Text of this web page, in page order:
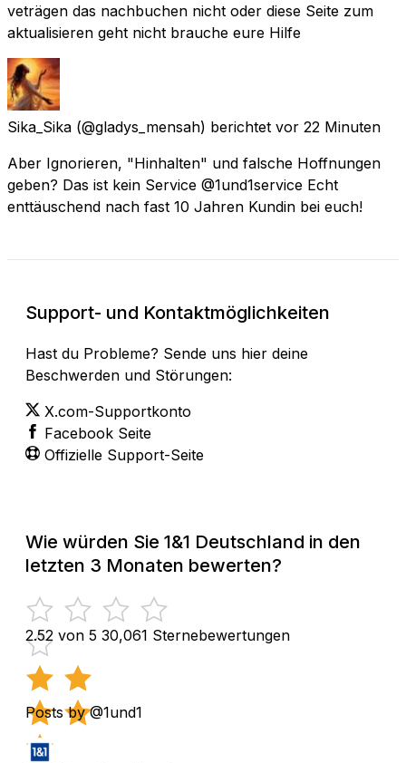
veträgen das nachbuchen nicht oder diese Seite zum
aktualisieren geht nicht brauche eure Hilfe
Sika_Sika (@gladys_mensah) berichtet vor 22 Minuten
Aber Ignorieren, "Hinhalten" und falsche Hoffnungen
geben? Das ist kein Service @1und1service Echt
enttäuschend nach fast 10 Jahren Kundin bei euch!
Support- und Kontaktmöglichkeiten
Hast du Probleme? Sende uns hier deine
Beschwerden und Störungen:
X.com-Supportkonto
Facebook Seite
Offizielle Support-Seite
Wie würden Sie 1&1 Deutschland in den
letzten 3 Monaten bewerten?
2.52 von 5 30,061 Sternebewertungen
Posts by @1und1